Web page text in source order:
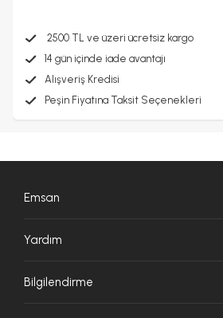
2500 TL ve üzeri ücretsiz kargo
14 gün içinde iade avantajı
Alışveriş Kredisi
Peşin Fiyatına Taksit Seçenekleri
Emsan
Yardım
Bilgilendirme